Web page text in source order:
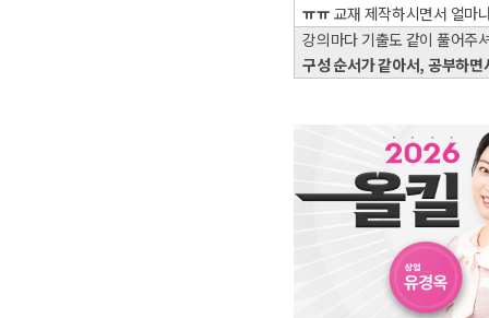
ㅠㅠ 교재 제작하시면서 얼마
강의마다 기출도 같이 풀어주
구성 순서가 같아서, 공부하면